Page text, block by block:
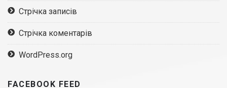
Стрічка записів
Стрічка коментарів
WordPress.org
FACEBOOK FEED